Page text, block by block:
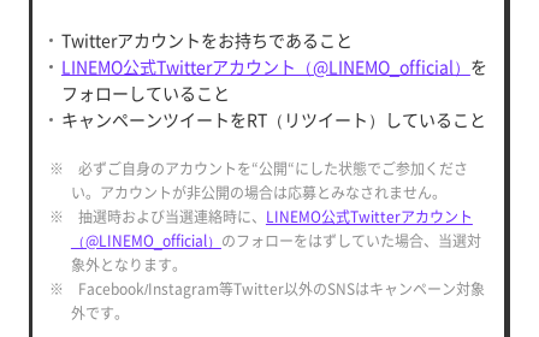
Twitterアカウントをお持ちであること
LINEMO公式Twitterアカウント（@LINEMO_official） を
フォローしていること
キャンペーンツイートをRT（リツイート）していること
※ 必ずご自身のアカウントを“公開“にした状態でご参加くださ
い。アカウントが非公開の場合は応募とみなされません。
※ 抽選時および当選連絡時に、 LINEMO公式Twitterアカウント
（@LINEMO_official） のフォローをはずしていた場合、当選対
象外となります。
※ Facebook/Instagram等Twitter以外のSNSはキャンペーン対象
外です。